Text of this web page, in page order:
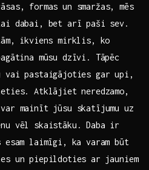
formas un smaržas, mēs
dabai, bet arī paši sev.
ikviens mirklis, ko
mūsu dzīvi. Tāpēc
‍vai pastaigājoties gar upi,
Atklājiet ‌neredzamo,
mainīt ​jūsu skatījumu uz
vēl skaistāku. ⁢Daba ‌ir
esam laimīgi, ka varam būt
un‌ piepildoties ar ⁢jauniem